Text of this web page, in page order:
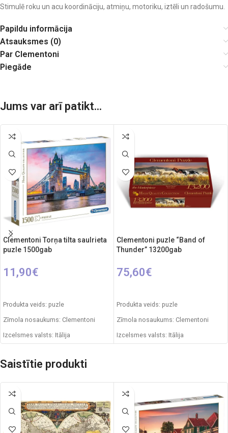
Stimulē roku un acu koordināciju, atmiņu, motoriku, iztēli un radošumu.
Papildu informācija
Atsauksmes (0)
Par Clementoni
Piegāde
Jums var arī patikt...
Clementoni Torņa tilta saulrieta
puzle 1500gab
11,90€
Produkta veids: puzle
Zīmola nosaukums: Clementoni
Izcelsmes valsts: Itālija
Gabaliņu skaits: 1500
Ieteicamais vecums: no 14 gadiem.
Clementoni puzle “Band of
Thunder” 13200gab
75,60€
Produkta veids: puzle
Zīmola nosaukums: Clementoni
Izcelsmes valsts: Itālija
Gabaliņu skaits: 13200
Ieteicamais vecums: no 14 gadiem.
Saistītie produkti